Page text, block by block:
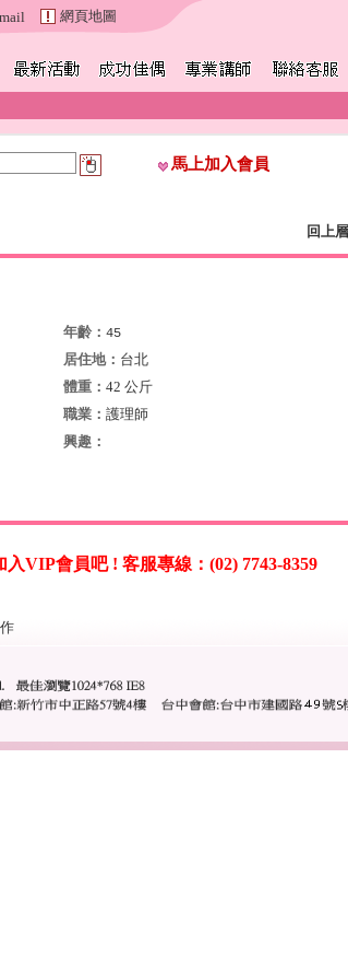
網頁地圖
馬上加入會員
回上層
年齡： 45
居住地： 台北
體重： 42 公斤
職業： 護理師
興趣：
VIP會員吧 ! 客服專線：(02) 7743-8359